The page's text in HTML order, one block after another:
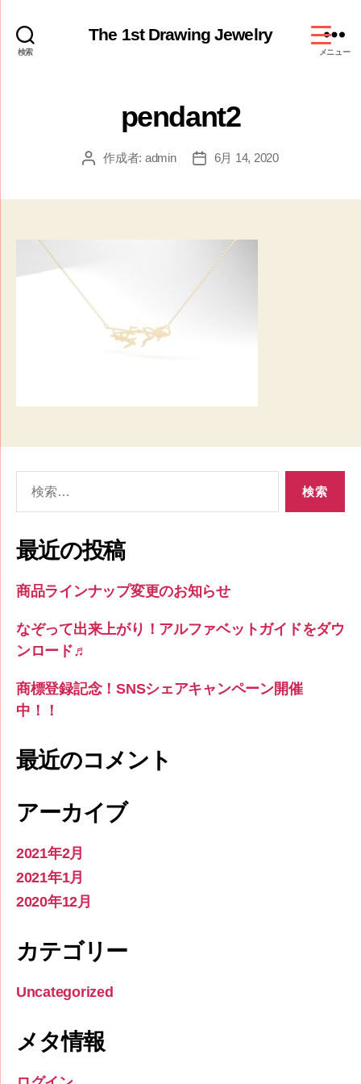
検索
The 1st Drawing Jewelry
メニュー
pendant2
投 作成者: admin
投 6月 14, 2020
象:
最近の投稿
商品ラインナップ変更のお知らせ
なぞって出来上がり！アルファベットガイドをダウ
ンロード♬
商標登録記念！SNSシェアキャンペーン開催
中！！
最近のコメント
アーカイブ
2021年2月
2021年1月
2020年12月
カテゴリー
Uncategorized
メタ情報